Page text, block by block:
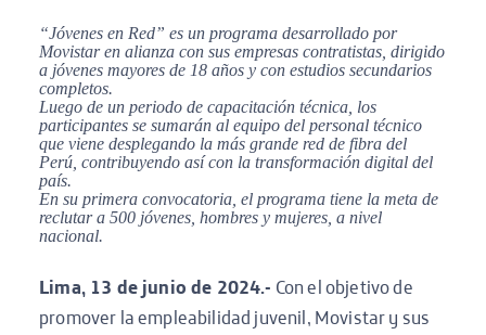
“Jóvenes en Red” es un programa desarrollado por
Movistar en alianza con sus empresas contratistas, dirigido
a jóvenes mayores de 18 años y con estudios secundarios
completos.
Luego de un periodo de capacitación técnica, los
participantes se sumarán al equipo del personal técnico
que viene desplegando la más grande red de fibra del
Perú, contribuyendo así con la transformación digital del
país.
En su primera convocatoria, el programa tiene la meta de
reclutar a 500 jóvenes, hombres y mujeres, a nivel
nacional.
Lima, 13 de junio de 2024.- Con el objetivo de
promover la empleabilidad juvenil, Movistar y sus